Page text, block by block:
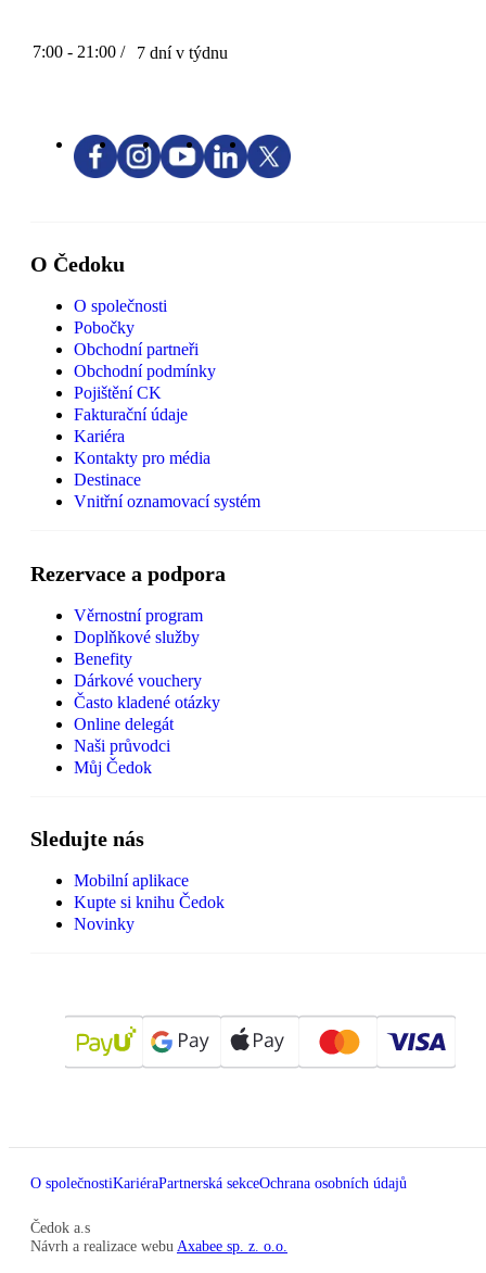
7:00 - 21:00 / 7 dní v týdnu
O Čedoku
O společnosti
Pobočky
Obchodní partneři
Obchodní podmínky
Pojištění CK
Fakturační údaje
Kariéra
Kontakty pro média
Destinace
Vnitřní oznamovací systém
Rezervace a podpora
Věrnostní program
Doplňkové služby
Benefity
Dárkové vouchery
Často kladené otázky
Online delegát
Naši průvodci
Můj Čedok
Sledujte nás
Mobilní aplikace
Kupte si knihu Čedok
Novinky
O společnostiKariéraPartnerská sekceOchrana osobních údajů
Čedok a.s
Návrh a realizace webu Axabee sp. z. o.o.